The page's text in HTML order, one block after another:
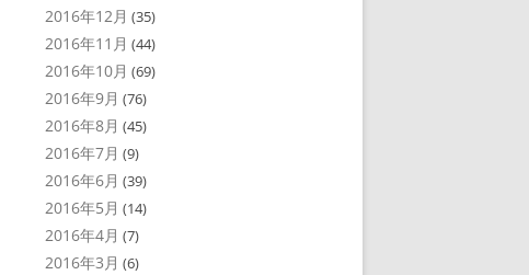
2016年12月 (35)
2016年11月 (44)
2016年10月 (69)
2016年9月 (76)
2016年8月 (45)
2016年7月 (9)
2016年6月 (39)
2016年5月 (14)
2016年4月 (7)
2016年3月 (6)